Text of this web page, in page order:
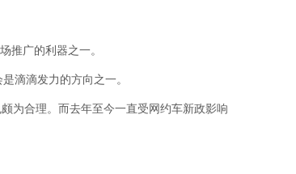
推广的利器之一。
滴滴发力的方向之一。
为合理。而去年至今一直受网约车新政影响